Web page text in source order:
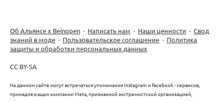
Об Альянсе х Beinopen · Написать нам · Наши ценности · Свод
знаний в моде · Пользовательское соглашение · Политика
защиты и обработки персональных данных
CC BY-SA
На данном сайте могут встречаться упоминания Instagram и Facebook - сервисов,
принадлежащих компании Meta, признанной экстремистской организацией,